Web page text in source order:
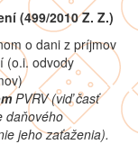
(499/2010 Z. Z.)
o dani z príjmov
(o.i. odvody
PVRV (viď časť
daňového
jeho zaťaženia).